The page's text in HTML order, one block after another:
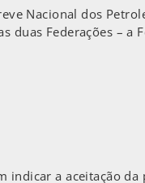
Nacional dos
Federações – a
indicar a aceitação